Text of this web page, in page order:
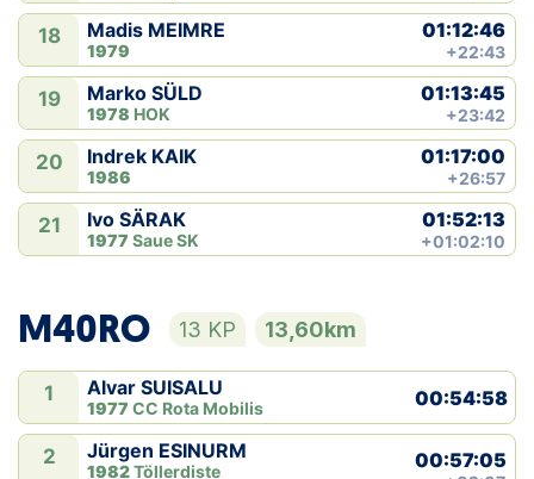
18 Madis MEIMRE
1979
01:12:46
+22:43
19 Marko SÜLD
1978 HOK
01:13:45
+23:42
20 Indrek KAIK
1986
01:17:00
+26:57
21 Ivo SÄRAK
1977 Saue SK
01:52:13
+01:02:10
M40RO 13 KP 13,60km
1 Alvar SUISALU
1977 CC Rota Mobilis 00:54:58
2 Jürgen ESINURM
1982Töllerdiste
00:57:05